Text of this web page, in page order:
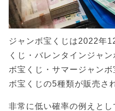
ジャンボ宝くじは2022年
くじ・バレンタインジャ
ボ宝くじ・サマージャン
ボ宝くじの5種類が販売さ
非常に低い確率の例えと